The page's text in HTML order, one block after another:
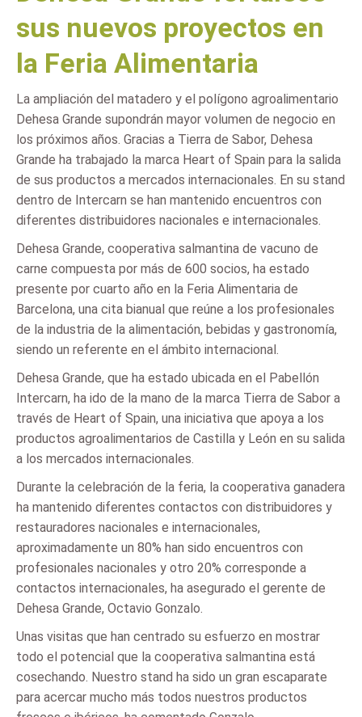
sus nuevos proyectos en
la Feria Alimentaria
La ampliación del matadero y el polígono agroalimentario
Dehesa Grande supondrán mayor volumen de negocio en
los próximos años. Gracias a Tierra de Sabor, Dehesa
Grande ha trabajado la marca Heart of Spain para la salida
de sus productos a mercados internacionales. En su stand
dentro de Intercarn se han mantenido encuentros con
diferentes distribuidores nacionales e internacionales.
Dehesa Grande, cooperativa salmantina de vacuno de
carne compuesta por más de 600 socios, ha estado
presente por cuarto año en la Feria Alimentaria de
Barcelona, una cita bianual que reúne a los profesionales
de la industria de la alimentación, bebidas y gastronomía,
siendo un referente en el ámbito internacional.
Dehesa Grande, que ha estado ubicada en el Pabellón
Intercarn, ha ido de la mano de la marca Tierra de Sabor a
través de Heart of Spain, una iniciativa que apoya a los
productos agroalimentarios de Castilla y León en su salida
a los mercados internacionales.
Durante la celebración de la feria, la cooperativa ganadera
ha mantenido diferentes contactos con distribuidores y
restauradores nacionales e internacionales,
aproximadamente un 80% han sido encuentros con
profesionales nacionales y otro 20% corresponde a
contactos internacionales, ha asegurado el gerente de
Dehesa Grande, Octavio Gonzalo.
Unas visitas que han centrado su esfuerzo en mostrar
todo el potencial que la cooperativa salmantina está
cosechando. Nuestro stand ha sido un gran escaparate
para acercar mucho más todos nuestros productos